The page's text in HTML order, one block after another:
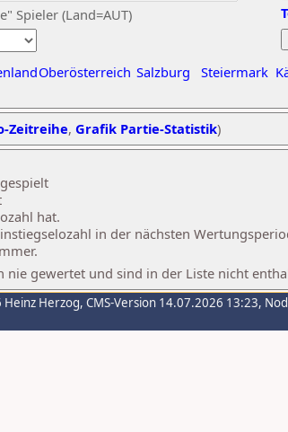
Spieler (Land=AUT)
Oberösterreich Salzburg Steiermark
Zeitreihe, Grafik Partie-Statistik)
hat.
in der nächsten
nie gewertet und sind in der Liste nicht
Herzog, CMS-Version 14.07.2026 13:23,